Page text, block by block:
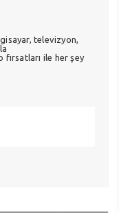
televizyon,
ile her şey